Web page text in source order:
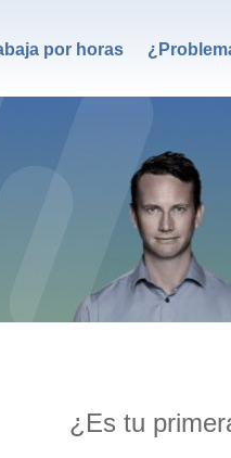
por horas
¿Es tu